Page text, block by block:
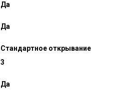
Да
Да
Стандартное открывание
3
Да